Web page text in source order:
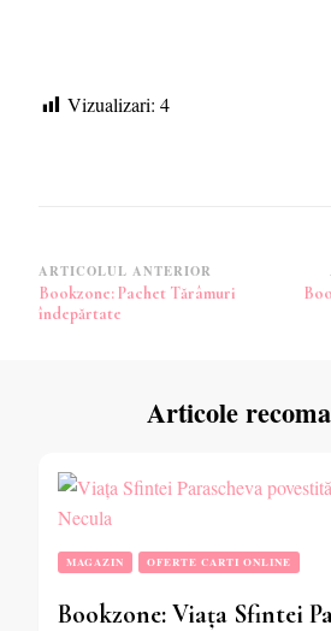
Vizualizari: 4
Navigare
în
ARTICOLUL ANTERIOR
Bookzone: Pachet Tărâmuri
îndepărtate
Articole
MAGAZIN OFERTE CARTI ONLINE
Bookzone: Viața Sfintei